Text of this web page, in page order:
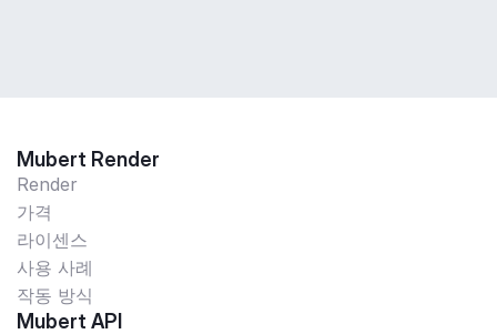
Mubert Render
Render
가격
라이센스
사용 사례
작동 방식
Mubert API